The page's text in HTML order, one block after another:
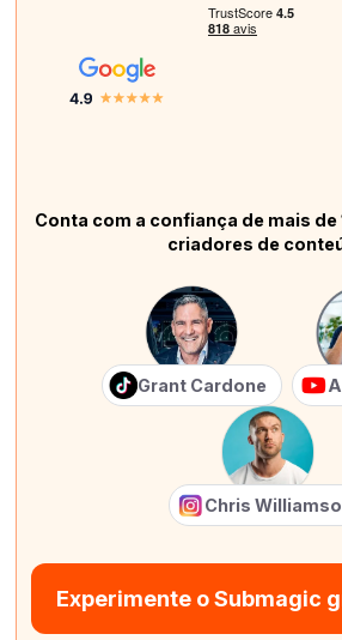
Conta com a confiança de mais
criadores de
Grant Cardone
Chris
Experimente o Submagic